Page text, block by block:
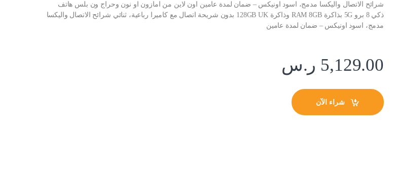
شرائح الاتصال واليكسا مدمج، اسود اونيكس – ضمان لمدة عامين اون لاين من امازون او نون وحراج ون بلس هاتف
ذكي 8 برو 5G بذاكرة RAM 8GB وذاكرة 128GB UK بدون شريحة اتصال مع كاميرا رباعية، ثنائي شرائح الاتصال واليكسا
مدمج، اسود اونيكس – ضمان لمدة عامين
5,129.00 ر.س
شراء الآن